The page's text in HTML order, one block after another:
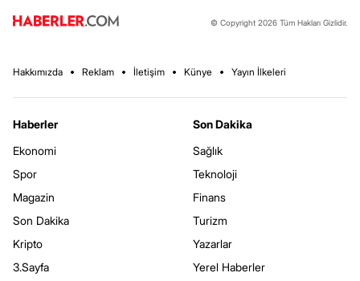
© Copyright 2026 Tüm Hakları Gizlidir.
Hakkımızda Reklam İletişim Künye Yayın İlkeleri
Haberler
Ekonomi
Spor
Magazin
Son Dakika
Kripto
3.Sayfa
Son Dakika
Sağlık
Teknoloji
Finans
Turizm
Yazarlar
Yerel Haberler